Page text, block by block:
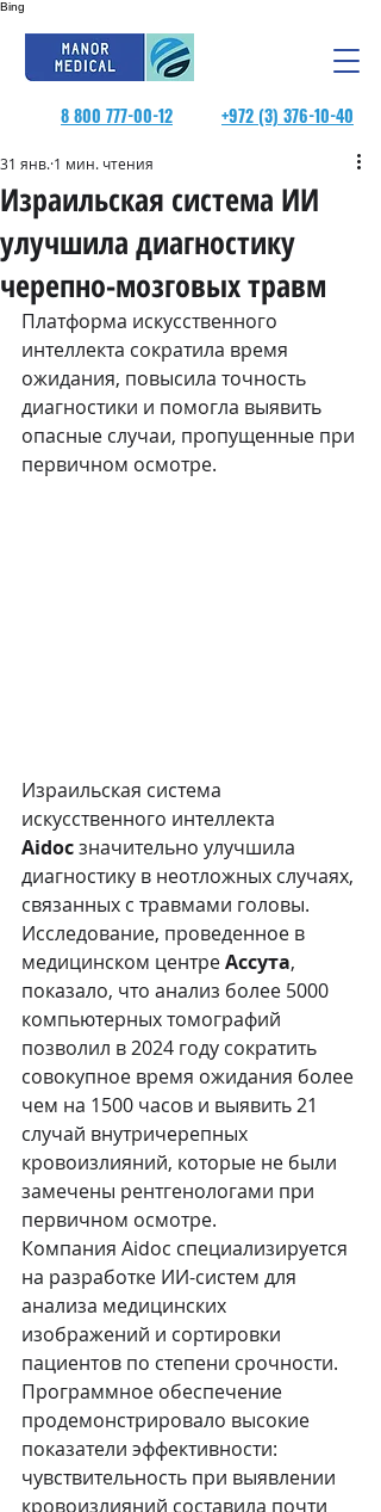
Bing
8 800 777-00-12 +972 (3) 376-10-40
Израильская система ИИ
улучшила диагностику
черепно-мозговых травм
31 янв. 1 мин. чтения
Платформа искусственного
интеллекта сократила время
ожидания, повысила точность
диагностики и помогла выявить
опасные случаи, пропущенные при
первичном осмотре.
Израильская система
искусственного интеллекта
Aidoc значительно улучшила
диагностику в неотложных случаях,
связанных с травмами головы.
Исследование, проведенное в
медицинском центре Ассута,
показало, что анализ более 5000
компьютерных томографий
позволил в 2024 году сократить
совокупное время ожидания более
чем на 1500 часов и выявить 21
случай внутричерепных
кровоизлияний, которые не были
замечены рентгенологами при
первичном осмотре.
Компания Aidoc специализируется
на разработке ИИ-систем для
анализа медицинских
изображений и сортировки
пациентов по степени срочности.
Программное обеспечение
продемонстрировало высокие
показатели эффективности:
чувствительность при выявлении
кровоизлияний составила почти